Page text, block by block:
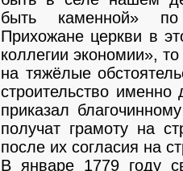
быть каменной» по
Прихожане церкви в
коллегии экономии»,
на тяжёлые
строительство
приказал
получат грамоту на
после их согласия на
В январе 1779 году